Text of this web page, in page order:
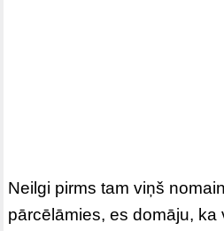
Neilgi pirms tam viņš
pārcēlāmies, es domāju, ka